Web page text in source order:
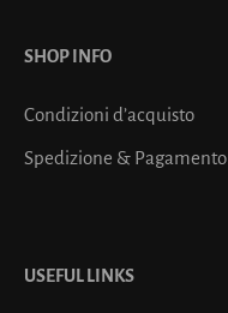
SHOP INFO
Condizioni d’acquisto
Spedizione & Pagamento
USEFUL LINKS